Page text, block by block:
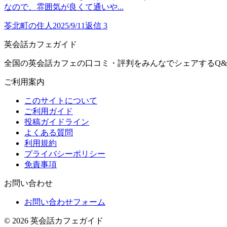
なので、雰囲気が良くて通いや...
苓北町の住人 2025/9/11返信 3
英会話カフェガイド
全国の英会話カフェの口コミ・評判をみんなでシェアする
ご利用案内
このサイトについて
ご利用ガイド
投稿ガイドライン
よくある質問
利用規約
プライバシーポリシー
免責事項
お問い合わせ
お問い合わせフォーム
© 2026 英会話カフェガイド